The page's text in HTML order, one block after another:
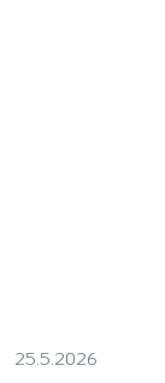
25.5.2026